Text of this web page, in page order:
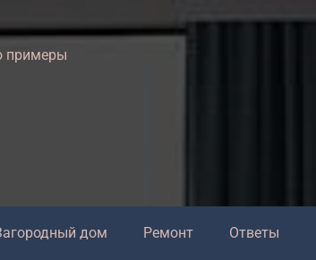
примеры
дом Ремонт Ответы